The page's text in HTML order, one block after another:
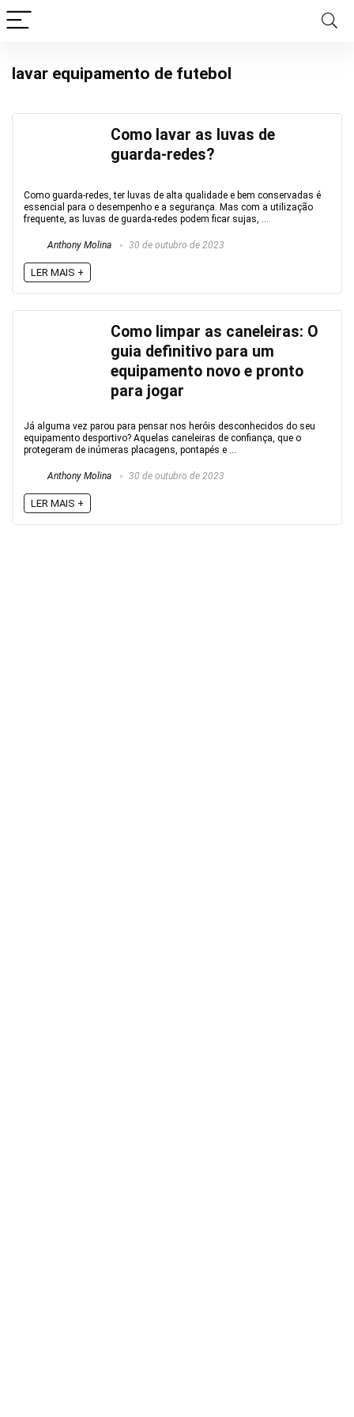
lavar equipamento de futebol
Como lavar as luvas de
guarda-redes?
Como guarda-redes, ter luvas de alta qualidade e bem conservadas é
essencial para o desempenho e a segurança. Mas com a utilização
frequente, as luvas de guarda-redes podem ficar sujas, ...
Anthony Molina 30 de outubro de 2023
LER MAIS +
Como limpar as caneleiras: O
guia definitivo para um
equipamento novo e pronto
para jogar
Já alguma vez parou para pensar nos heróis desconhecidos do seu
equipamento desportivo? Aquelas caneleiras de confiança, que o
protegeram de inúmeras placagens, pontapés e ...
Anthony Molina 30 de outubro de 2023
LER MAIS +